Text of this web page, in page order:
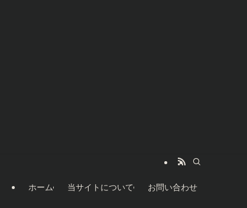
ホーム 当サイトについて お問い合わせ